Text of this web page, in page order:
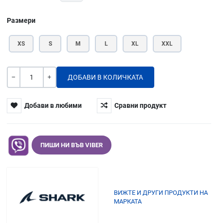
Размери
XS S M L XL XXL
Количество
Добави в любими Сравни продукт
ПИШИ НИ ВЪВ VIBER
ВИЖТЕ И ДРУГИ ПРОДУКТИ НА
МАРКАТА